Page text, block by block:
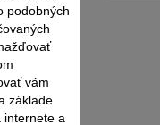
podobných
vám
základe
internete a